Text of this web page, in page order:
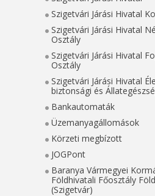
Szigetvári Járási Hivatal
Szigetvári Járási Hivatal
Osztály
Szigetvári Járási Hivatal
Osztály
Szigetvári Járási Hivatal
biztonsági és
Bankautomaták
Üzemanyagállomások
Körzeti megbízott
JOGPont
Baranya Vármegyei
Földhivatali Főosztály
(Szigetvár)